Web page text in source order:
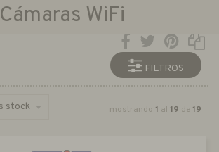
Cámaras WiFi
FILTROS
mostrando 1 al 19 de 19